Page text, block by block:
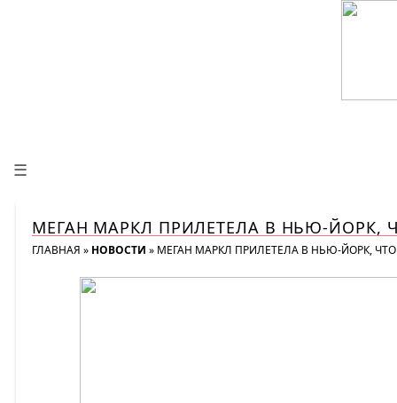
☰
МЕГАН МАРКЛ ПРИЛЕТЕЛА В НЬЮ-ЙОРК,
ГЛАВНАЯ » НОВОСТИ » МЕГАН МАРКЛ ПРИЛЕТЕЛА В НЬЮ-ЙОРК,